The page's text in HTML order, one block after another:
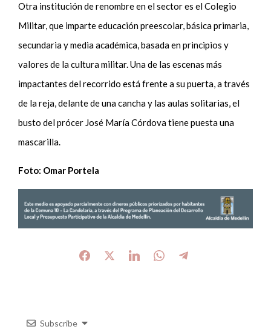
Otra institución de renombre en el sector es el Colegio
Militar, que imparte educaciónpreescolar, básica primaria,
secundaria y media académica, basada en principiosy
valores de la cultura militar.Una de las escenas más
impactantes del recorrido está frente asupuerta, a través
de la reja, delante de una cancha y las aulas solitarias, el
busto del prócer José MaríaCórdovatiene puesta una
mascarilla.
Foto: Omar Portela
Subscribe